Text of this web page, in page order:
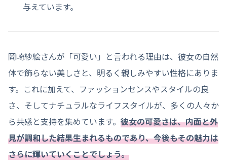
与えています。
岡崎紗絵さんが「可愛い」と言われる理由は、彼女の自然
体で飾らない美しさと、明るく親しみやすい性格にありま
す。これに加えて、ファッションセンスやスタイルの良
さ、そしてナチュラルなライフスタイルが、多くの人々か
ら共感と支持を集めています。 彼女の可愛さは、内面と外
見が調和した結果生まれるものであり、今後もその魅力は
さらに輝いていくことでしょう。